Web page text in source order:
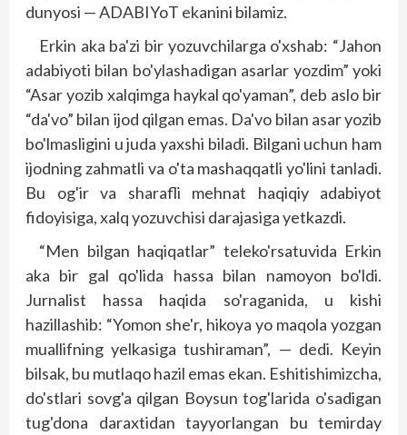
dunyosi — ADABIYoT ekanini bilamiz.
Erkin aka ba'zi bir yozuvchilarga o'xshab: “Jahon
adabiyoti bilan bo'ylashadigan asarlar yozdim” yoki
“Asar yozib xalqimga haykal qo'yaman”, deb aslo bir
“da'vo” bilan ijod qilgan emas. Da'vo bilan asar yozib
bo'lmasligini u juda yaxshi biladi. Bilgani uchun ham
ijodning zahmatli va o'ta mashaqqatli yo'lini tanladi.
Bu og'ir va sharafli mehnat haqiqiy adabiyot
fidoyisiga, xalq yozuvchisi darajasiga yetkazdi.
“Men bilgan haqiqatlar” teleko'rsatuvida Erkin
aka bir gal qo'lida hassa bilan namoyon bo'ldi.
Jurnalist hassa haqida so'raganida, u kishi
hazillashib: “Yomon she'r, hikoya yo maqola yozgan
muallifning yelkasiga tushiraman”, — dedi. Keyin
bilsak, bu mutlaqo hazil emas ekan. Eshitishimizcha,
do'stlari sovg'a qilgan Boysun tog'larida o'sadigan
tug'dona daraxtidan tayyorlangan bu temirday